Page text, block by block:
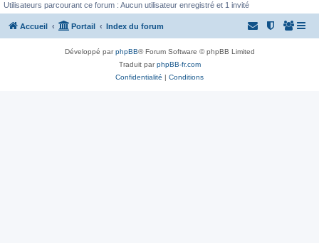
Utilisateurs parcourant ce forum : Aucun utilisateur enregistré et 1 invité
Accueil Portail Index du forum
Développé parphpBB® Forum Software © phpBB Limited
Traduit parphpBB-fr.com
Confidentialité | Conditions